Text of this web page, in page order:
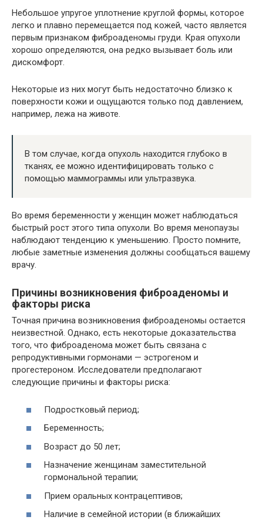
Небольшое упругое уплотнение круглой формы, которое
легко и плавно перемещается под кожей, часто является
первым признаком фиброаденомы груди. Края опухоли
хорошо определяются, она редко вызывает боль или
дискомфорт.
Некоторые из них могут быть недостаточно близко к
поверхности кожи и ощущаются только под давлением,
например, лежа на животе.
В том случае, когда опухоль находится глубоко в
тканях, ее можно идентифицировать только с
помощью маммограммы или ультразвука.
Во время беременности у женщин может наблюдаться
быстрый рост этого типа опухоли. Во время менопаузы
наблюдают тенденцию к уменьшению. Просто помните,
любые заметные изменения должны сообщаться вашему
врачу.
Причины возникновения фиброаденомы и
факторы риска
Точная причина возникновения фиброаденомы остается
неизвестной. Однако, есть некоторые доказательства
того, что фиброаденома может быть связана с
репродуктивными гормонами — эстрогеном и
прогестероном. Исследователи предполагают
следующие причины и факторы риска:
Подростковый период;
Беременность;
Возраст до 50 лет;
Назначение женщинам заместительной
гормональной терапии;
Прием оральных контрацептивов;
Наличие в семейной истории (в ближайших